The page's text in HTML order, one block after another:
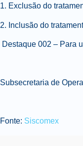
1. Exclusão do
2. Inclusão do
Destaque 002 – Para
Subsecretaria de
Fonte: Siscomex